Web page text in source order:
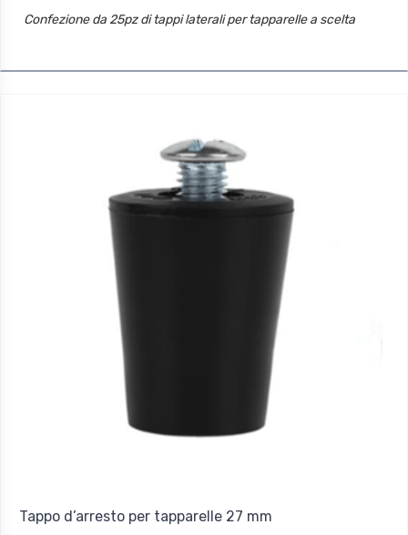
Confezione da 25pz di tappi laterali per tapparelle a scelta
Tappo d’arresto per tapparelle 27 mm